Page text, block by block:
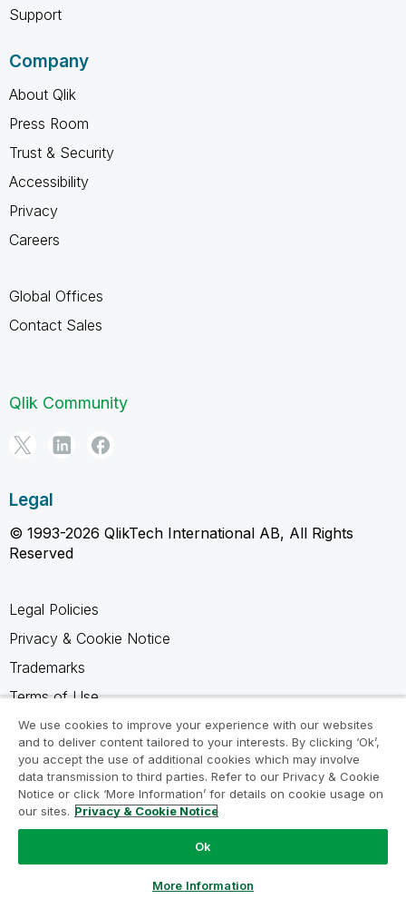
Support
Company
About Qlik
Press Room
Trust & Security
Accessibility
Privacy
Careers
Global Offices
Contact Sales
Qlik Community
Legal
© 1993-2026 QlikTech International AB, All Rights
Reserved
Legal Policies
Privacy & Cookie Notice
Trademarks
Terms of Use
Legal Agreements
Product Terms
Do not share my info
We use cookies to improve your experience with our websites
and to deliver content tailored to your interests. By clicking ‘Ok’,
you accept the use of additional cookies which may involve
data transmission to third parties. Refer to our Privacy & Cookie
Notice or click ‘More Information’ for details on cookie usage on
our sites. Privacy & Cookie Notice
Ok
More Information